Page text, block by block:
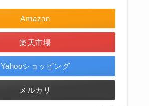
Amazon
楽天市場
Yahooショッピング
メルカリ